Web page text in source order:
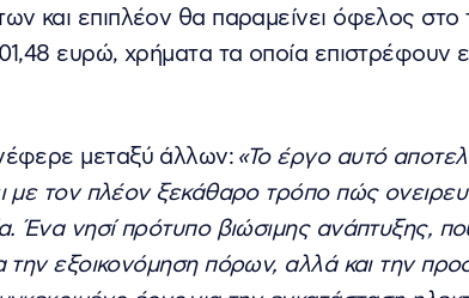
και επιπλέον θα παραμείνει όφελος
ευρώ, χρήματα τα οποία επιστρέφουν
μεταξύ άλλων: «Το έργο αυτό
με τον πλέον ξεκάθαρο τρόπο πώς
Ένα νησί πρότυπο βιώσιμης ανάπτυξης,
την εξοικονόμηση πόρων, αλλά και την